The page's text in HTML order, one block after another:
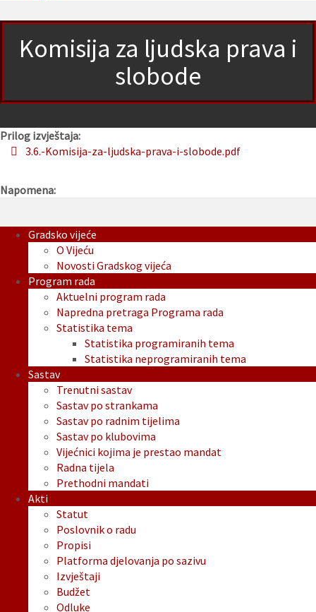
Komisija za ljudska prava i
slobode
Prilog izvještaja:
3.6.-Komisija-za-ljudska-prava-i-slobode.pdf
Napomena:
Gradsko vijeće
O Vijeću
Novosti Gradskog vijeća
Program rada
Aktuelni program rada
Napredna pretraga Programa rada
Statistika tema
Statistika programiranih tema
Statistika neprogramiranih tema
Sastav
Trenutni sastav
Sastav po strankama
Sastav po radnim tijelima
Sastav po klubovima
Vijećnici kojima je prestao mandat
Radna tijela
Prethodni mandati
Akti
Statut
Poslovnik o radu
Propisi
Platforma djelovanja po sazivu
Izvještaji
Budžet
Odluke